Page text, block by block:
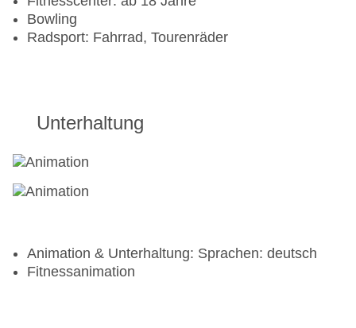
Bowling
Radsport: Fahrrad, Tourenräder
Unterhaltung
Animation & Unterhaltung: Sprachen: deutsch
Fitnessanimation